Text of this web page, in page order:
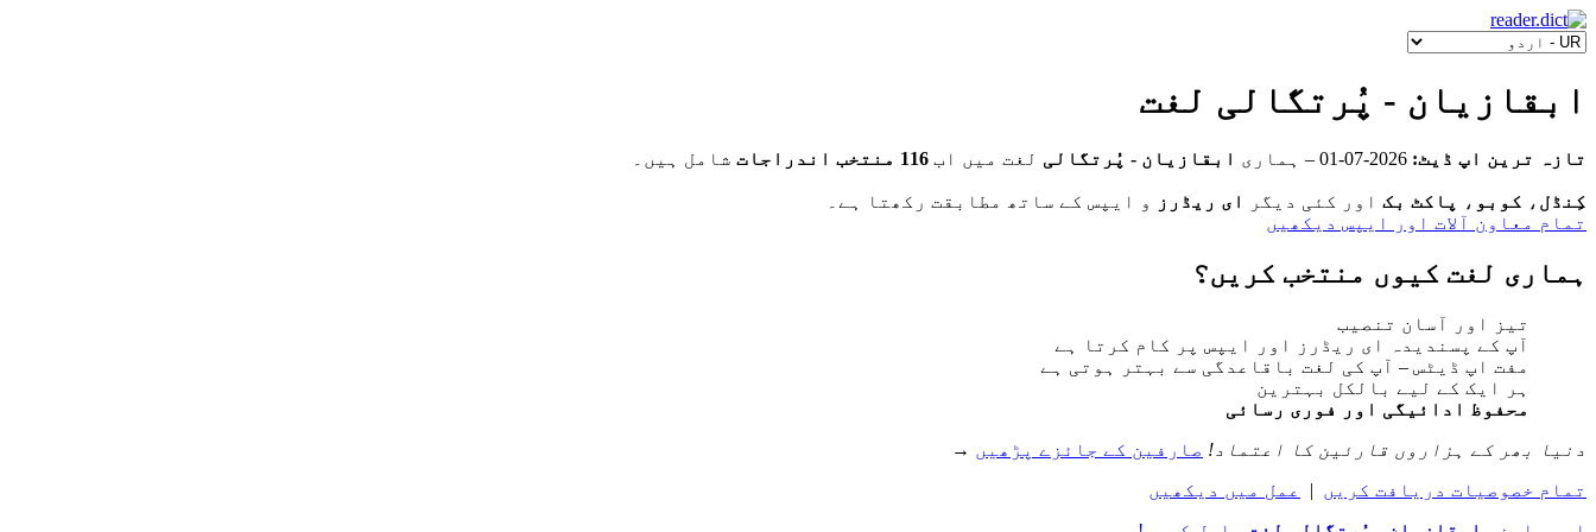
ابقازیان - پُرتگالی لغت
تازہ ترین اپ ڈیٹ: 2026-07-01 ‒ ہماری ابقازیان - پُرتگالی لغت میں اب 116 منتخب اندراجات شامل ہیں۔
کِنڈل ، کوبو ، پاکٹ بک اور کئی دیگر ای ریڈرز
و ایپس کے ساتھ مطابقت رکھتا ہے۔
تمام معاون آلات اور ایپس دیکھیں
ہماری لغت کیوں منتخب کریں؟
تیز اور آسان تنصیب
آپ کے پسندیدہ ای ریڈرز اور ایپس پر کام کرتا ہے
مفت اپ ڈیٹس ‒ آپ کی لغت باقاعدگی سے بہتر ہوتی ہے
ہر ایک کے لیے بالکل بہترین
محفوظ ادائیگی اور فوری رسائی
دنیا بھر کے ہزاروں قارئین کا اعتماد! صارفین کے جائزے پڑھیں →
تمام خصوصیات دریافت کریں
|
عمل میں دیکھیں